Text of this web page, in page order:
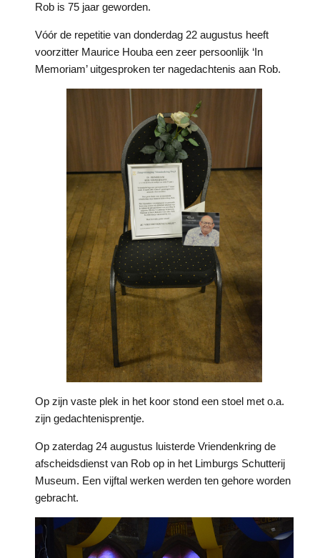
Rob is 75 jaar geworden.
Vóór de repetitie van donderdag 22 augustus heeft
voorzitter Maurice Houba een zeer persoonlijk ‘In
Memoriam’ uitgesproken ter nagedachtenis aan Rob.
Op zijn vaste plek in het koor stond een stoel met o.a.
zijn gedachtenisprentje.
Op zaterdag 24 augustus luisterde Vriendenkring de
afscheidsdienst van Rob op in het Limburgs Schutterij
Museum. Een vijftal werken werden ten gehore worden
gebracht.